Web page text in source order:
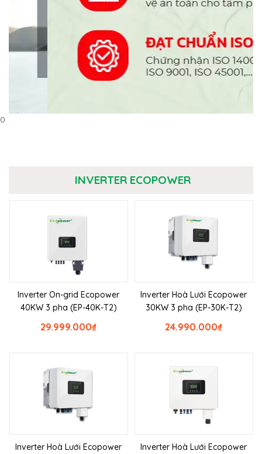
0
INVERTER ECOPOWER
Inverter On-grid Ecopower
40KW 3 pha (EP-40K-T2)
₫
29.999.000
Inverter Hoà Lưới Ecopower
30KW 3 pha (EP-30K-T2)
₫
24.990.000
Inverter Hoà Lưới Ecopower
Inverter Hoà Lưới Ecopower